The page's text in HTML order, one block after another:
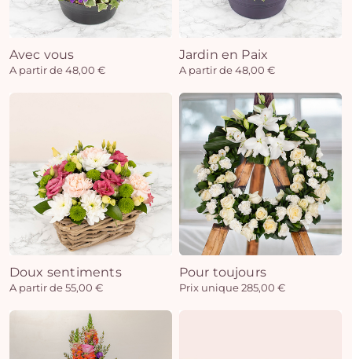
Avec vous
A partir de 48,00 €
Jardin en Paix
A partir de 48,00 €
Doux sentiments
A partir de 55,00 €
Pour toujours
Prix unique 285,00 €